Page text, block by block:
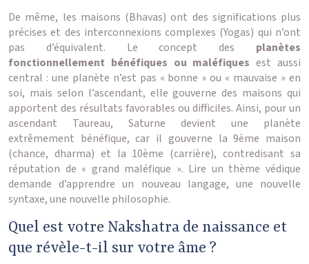
De même, les maisons (Bhavas) ont des significations plus
précises et des interconnexions complexes (Yogas) qui n’ont
pas d’équivalent. Le concept des planètes
fonctionnellement bénéfiques ou maléfiques est aussi
central : une planète n’est pas « bonne » ou « mauvaise » en
soi, mais selon l’ascendant, elle gouverne des maisons qui
apportent des résultats favorables ou difficiles. Ainsi, pour un
ascendant Taureau, Saturne devient une planète
extrêmement bénéfique, car il gouverne la 9ème maison
(chance, dharma) et la 10ème (carrière), contredisant sa
réputation de « grand maléfique ». Lire un thème védique
demande d’apprendre un nouveau langage, une nouvelle
syntaxe, une nouvelle philosophie.
Quel est votre Nakshatra de naissance et
que révèle-t-il sur votre âme ?